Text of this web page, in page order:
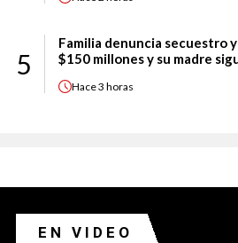
5
Familia denuncia secuestro
$150 millones y su madre
Hace3 horas
EN VIDEO